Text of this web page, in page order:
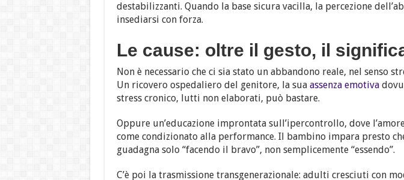
destabilizzanti. Quando la base sicura vacilla, la percezione
insediarsi con forza.
Le cause: oltre il gesto, il
Non è necessario che ci sia stato un abbandono reale, nel senso
Un ricovero ospedaliero del genitore, la sua assenza emotiva
stress cronico, lutti non elaborati, può bastare.
Oppure un’educazione improntata sull’ipercontrollo, dove
come condizionato alla performance. Il bambino impara presto
guadagna solo “facendo il bravo”, non semplicemente “essendo”.
C’è poi la trasmissione transgenerazionale: adulti cresciuti con